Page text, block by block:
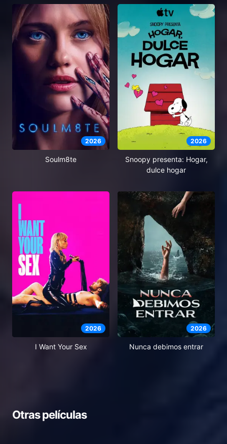
2026
Soulm8te
2026
Snoopy presenta: Hogar,
dulce hogar
2026
I Want Your Sex
2026
Nunca debimos entrar
Otras películas